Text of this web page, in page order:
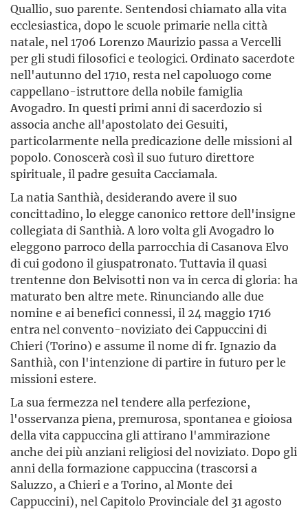
Quallio, suo parente. Sentendosi chiamato alla vita
ecclesiastica, dopo le scuole primarie nella città
natale, nel 1706 Lorenzo Maurizio passa a Vercelli
per gli studi filosofici e teologici. Ordinato sacerdote
nell'autunno del 1710, resta nel capoluogo come
cappellano-istruttore della nobile famiglia
Avogadro. In questi primi anni di sacerdozio si
associa anche all'apostolato dei Gesuiti,
particolarmente nella predicazione delle missioni al
popolo. Conoscerà così il suo futuro direttore
spirituale, il padre gesuita Cacciamala.
La natia Santhià, desiderando avere il suo
concittadino, lo elegge canonico rettore dell'insigne
collegiata di Santhià. A loro volta gli Avogadro lo
eleggono parroco della parrocchia di Casanova Elvo
di cui godono il giuspatronato. Tuttavia il quasi
trentenne don Belvisotti non va in cerca di gloria: ha
maturato ben altre mete. Rinunciando alle due
nomine e ai benefici connessi, il 24 maggio 1716
entra nel convento-noviziato dei Cappuccini di
Chieri (Torino) e assume il nome di fr. Ignazio da
Santhià, con l'intenzione di partire in futuro per le
missioni estere.
La sua fermezza nel tendere alla perfezione,
l'osservanza piena, premurosa, spontanea e gioiosa
della vita cappuccina gli attirano l'ammirazione
anche dei più anziani religiosi del noviziato. Dopo gli
anni della formazione cappuccina (trascorsi a
Saluzzo, a Chieri e a Torino, al Monte dei
Cappuccini), nel Capitolo Provinciale del 31 agosto